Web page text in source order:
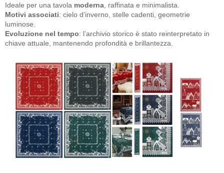
Ideale per una tavola moderna , raffinata e minimalista.
Motivi associati: cielo d’inverno, stelle cadenti, geometrie
luminose.
Evoluzione nel tempo: l’archivio storico è stato reinterpretato in
chiave attuale, mantenendo profondità e brillantezza.